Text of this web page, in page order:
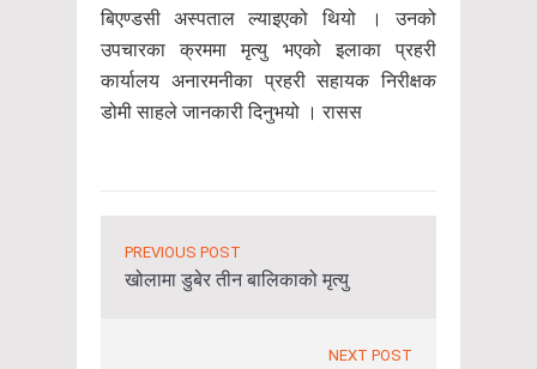
बिएण्डसी अस्पताल ल्याइएको थियो । उनको
उपचारका क्रममा मृत्यु भएको इलाका प्रहरी
कार्यालय अनारमनीका प्रहरी सहायक निरीक्षक
डोमी साहले जानकारी दिनुभयो । रासस
PREVIOUS POST
खोलामा डुबेर तीन बालिकाको मृत्यु
NEXT POST